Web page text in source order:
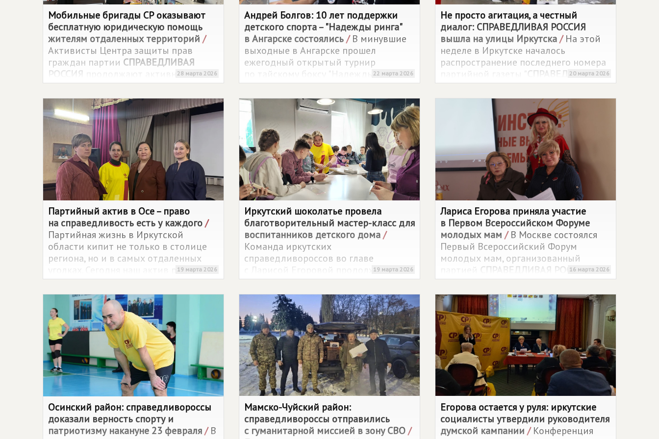
многие.
Мобильные бригады СР оказывают
бесплатную юридическую помощь
жителям отдаленных территорий /
Активисты Центра защиты прав
граждан партии СПРАВЕДЛИВАЯ
РОССИЯ продолжают активную
просветительскую миссию, колеся
по территориям. Их миссия – сделать
качественную юридическую помощь
доступной для каждого жителя
региона.
28 марта 2026
Андрей Болгов: 10 лет поддержки
детского спорта – "Надежды ринга"
в Ангарске состоялись/В минувшие
выходные в Ангарске прошел
ежегодный открытый турнир
по тайскому боксу "Надежды ринга".
Уже десятый год подряд эти
соревнования проводятся при
поддержке депутата Думы
Ангарского городского округа
от партии
СПРАВЕДЛИВАЯ РОССИЯ
Андрея Болгова.
22 марта 2026
Не просто агитация, а честный
диалог: СПРАВЕДЛИВАЯ РОССИЯ
вышла на улицы Иркутска/На этой
неделе в Иркутске началось
распространение последнего номера
партийной газеты "СПРАВЕДЛИВАЯ
РОССИЯ". Активисты вышли к людям,
чтобы раздать агитационные
материалы, а заодно обсудить самые
актуальные проблемы, волнующие
20 марта 2026
Партийный актив в Осе – право
на справедливость есть у каждого/
Партийная жизнь в Иркутской
области кипит не только в столице
региона, но и в самых отдаленных
уголках. Сегодня наш актив работает
в Осе – административном центре
большого Осинского района.
19 марта 2026
Иркутский шоколатье провела
благотворительный мастер-класс для
воспитанников детского дома/
Команда иркутских
справедливороссов во главе
с Ларисой Егоровой продолжает
поддерживать воспитанников
Детского дома-интерната № 2.
На этот раз для ребят организовали
необычный творческий мастер-класс
в настоящем "Шоколадном ателье".
19 марта 2026
Лариса Егорова приняла участие
в Первом Всероссийском Форуме
молодых мам /В Москве состоялся
Первый Всероссийский Форум
молодых мам, организованный
партией СПРАВЕДЛИВАЯ РОССИЯ
и Социал-демократическим союзом
женщин России. Мероприятие
объединило общественных деятелей,
экспертов и представительниц
женских организаций из разных
регионов страны для обсуждения
вопросов поддержки семьи,
материнства и детства.
16 марта 2026
Осинский район: справедливороссы
доказали верность спорту и
патриотизму накануне 23 февраля/В
Мамско-Чуйский район:
справедливороссы отправились
с гуманитарной миссией в зону СВО/
Егорова остается у руля: иркутские
социалисты утвердили руководителя
думской кампании /Конференция